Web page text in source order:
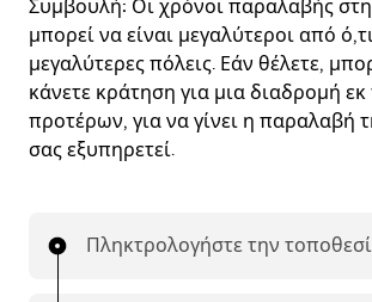
Συμβουλή: Οι χρόνοι παραλαβής
μπορεί να είναι μεγαλύτεροι από
μεγαλύτερες πόλεις. Εάν θέλετε,
κάνετε κράτηση για μια διαδρομή
προτέρων, για να γίνει η παραλαβή
σας εξυπηρετεί.
Πληκτρολογήστε την